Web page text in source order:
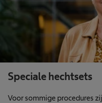
Speciale hechtsets
Voor sommige procedures